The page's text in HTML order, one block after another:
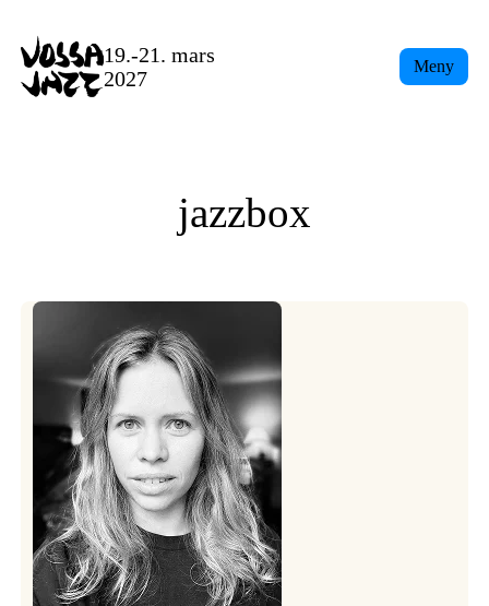
content
19.-21. mars
2027
Meny
jazzbox